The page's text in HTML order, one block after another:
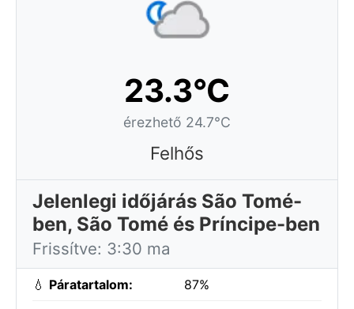
23.3°C
érezhető 24.7°C
Felhős
Jelenlegi időjárás São Tomé-
ben, São Tomé és Príncipe-ben
Frissítve: 3:30 ma
💧 Páratartalom: 87%